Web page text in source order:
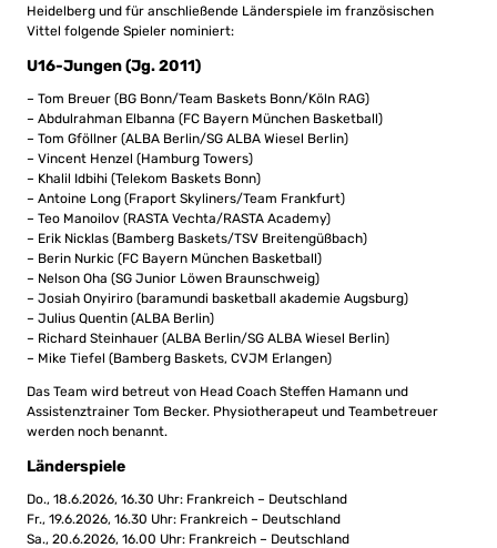
Heidelberg und für anschließende Länderspiele im französischen
Vittel folgende Spieler nominiert:
U16-Jungen (Jg. 2011)
– Tom Breuer (BG Bonn/Team Baskets Bonn/Köln RAG)
– Abdulrahman Elbanna (FC Bayern München Basketball)
– Tom Gföllner (ALBA Berlin/SG ALBA Wiesel Berlin)
– Vincent Henzel (Hamburg Towers)
– Khalil Idbihi (Telekom Baskets Bonn)
– Antoine Long (Fraport Skyliners/Team Frankfurt)
– Teo Manoilov (RASTA Vechta/RASTA Academy)
– Erik Nicklas (Bamberg Baskets/TSV Breitengüßbach)
– Berin Nurkic (FC Bayern München Basketball)
– Nelson Oha (SG Junior Löwen Braunschweig)
– Josiah Onyiriro (baramundi basketball akademie Augsburg)
– Julius Quentin (ALBA Berlin)
– Richard Steinhauer (ALBA Berlin/SG ALBA Wiesel Berlin)
– Mike Tiefel (Bamberg Baskets, CVJM Erlangen)
Das Team wird betreut von Head Coach Steffen Hamann und
Assistenztrainer Tom Becker. Physiotherapeut und Teambetreuer
werden noch benannt.
Länderspiele
Do., 18.6.2026, 16.30 Uhr: Frankreich – Deutschland
Fr., 19.6.2026, 16.30 Uhr: Frankreich – Deutschland
Sa., 20.6.2026, 16.00 Uhr: Frankreich – Deutschland